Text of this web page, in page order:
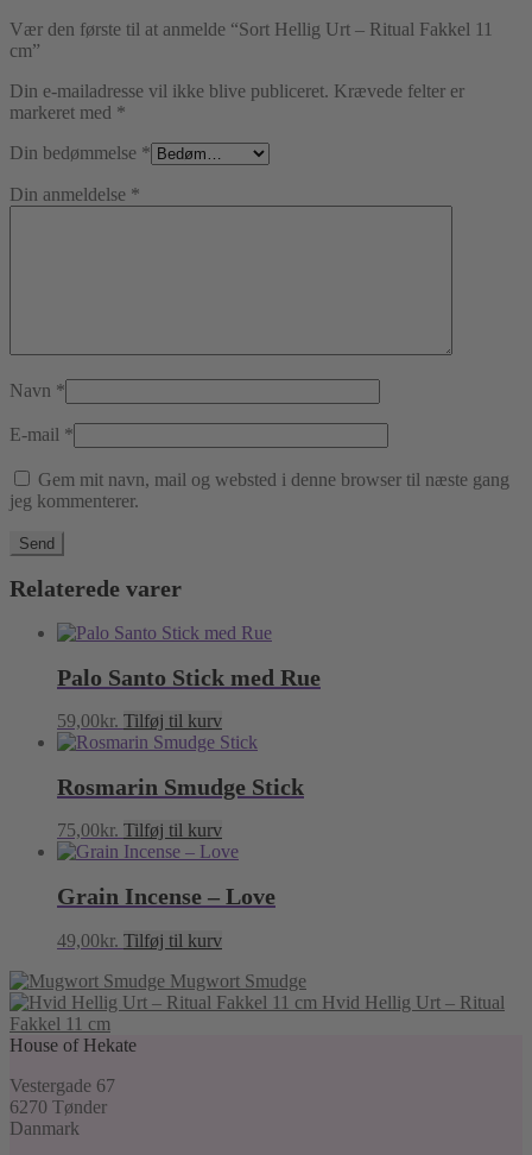
Vær den første til at anmelde “Sort Hellig Urt – Ritual Fakkel 11
cm”
Din e-mailadresse vil ikke blive publiceret. Krævede felter er
markeret med *
Din bedømmelse *
Din anmeldelse *
Navn *
E-mail *
Gem mit navn, mail og websted i denne browser til næste gang
jeg kommenterer.
Relaterede varer
Palo Santo Stick med Rue
59,00kr. Tilføj til kurv
Rosmarin Smudge Stick
75,00kr. Tilføj til kurv
Grain Incense – Love
49,00kr. Tilføj til kurv
Mugwort Smudge
Hvid Hellig Urt – Ritual
Fakkel 11 cm
House of Hekate
Vestergade 67
6270 Tønder
Danmark